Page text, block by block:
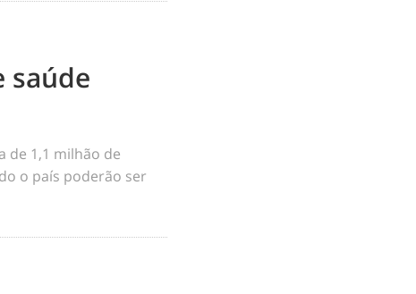
saúde
de 1,1 milhão de
o país poderão ser